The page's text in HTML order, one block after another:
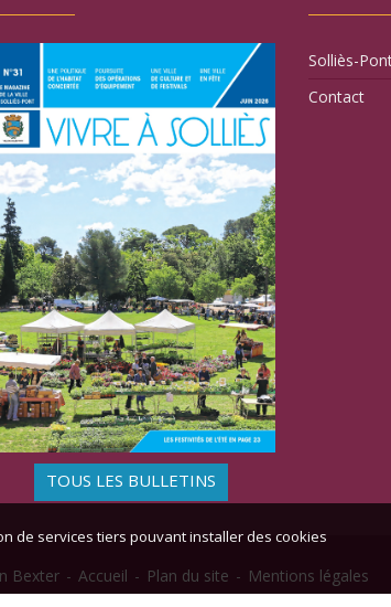
TOUS LES BULLETINS
Solliès-
Contact
Bexter - Accueil - Plan du site - Mentions légales
de services tiers pouvant installer des cookies